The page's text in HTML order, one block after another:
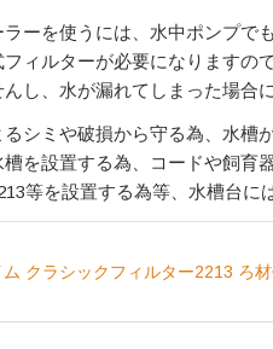
ーを使うには、水中ポンプで
ィルターが必要になりますの
し、水が漏れてしまった場合
シミや破損から守る為、水槽
を設置する為、コードや飼育
等を設置する為等、水槽台に
クラシックフィルター2213 ろ